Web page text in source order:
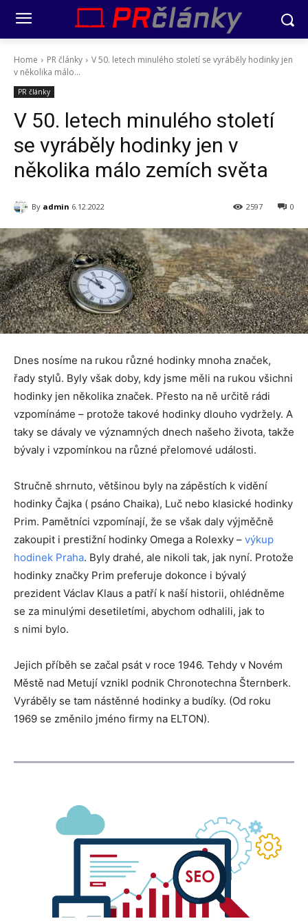
Home PR články
V 50. letech minulého století se vyráběly hodinky jen
v několika málo...
PR články
V 50. letech minulého století
se vyráběly hodinky jen v
několika málo zemích světa
By admin 6.12.2022 0
2597
Dnes nosíme na rukou různé hodinky mnoha značek,
řady stylů. Byly však doby, kdy jsme měli na rukou všichni
hodinky jen několika značek. Přesto na ně určitě rádi
vzpomínáme – protože takové hodinky dlouho vydržely. A
taky se dávaly ve významných dnech našeho života, takže
bývaly i vzpomínkou na různé přelomové události.
Stručně shrnuto, většinou byly na zápěstích k vidění
hodinky Čajka ( psáno Chaika), Luč nebo klasické hodinky
Prim. Pamětníci vzpomínají, že se však daly výjměčně
zakoupit i prestižní hodinky Omega a Rolexky – výkup
hodinek Praha. Byly drahé, ale nikoli tak, jak nyní. Protože
hodinky značky Prim preferuje dokonce i bývalý
prezident Václav Klaus a patří k naší historii, ohlédněme
se za minulými desetiletími, abychom odhalili, jak to
s nimi bylo.
Jejich příběh se začal psát v roce 1946. Tehdy v Novém
Městě nad Metují vznikl podnik Chronotechna Šternberk.
Vyráběly se tam nástěnné hodinky a budíky. (Od roku
1969 se změnilo jméno firmy na ELTON).